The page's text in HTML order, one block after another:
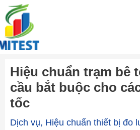
Skip
to
content
Hiệu chuẩn trạm bê
cầu bắt buộc cho
tốc
Dịch vụ, Hiệu chuẩn thiết bị đo